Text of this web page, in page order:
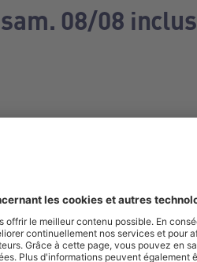
08/08 inclus
aucune de nos offres.